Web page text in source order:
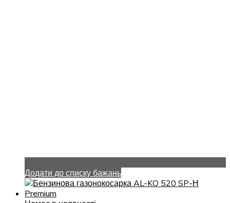
Додати до списку бажань